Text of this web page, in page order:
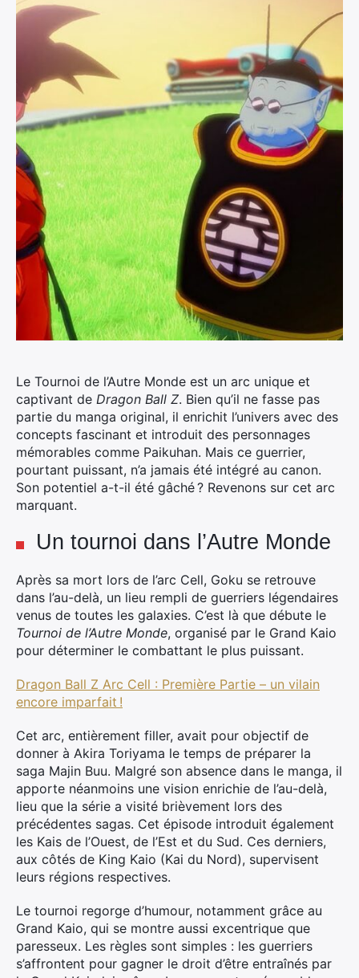
Le Tournoi de l’Autre Monde est un arc unique et
captivant de Dragon Ball Z. Bien qu’il ne fasse pas
partie du manga original, il enrichit l’univers avec des
concepts fascinant et introduit des personnages
mémorables comme Paikuhan. Mais ce guerrier,
pourtant puissant, n’a jamais été intégré au canon.
Son potentiel a-t-il été gâché ? Revenons sur cet arc
marquant.
Un tournoi dans l’Autre Monde
Après sa mort lors de l’arc Cell, Goku se retrouve
dans l’au-delà, un lieu rempli de guerriers légendaires
venus de toutes les galaxies. C’est là que débute le
Tournoi de l’Autre Monde, organisé par le Grand Kaio
pour déterminer le combattant le plus puissant.
Dragon Ball Z Arc Cell : Première Partie – un vilain
encore imparfait !
Cet arc, entièrement filler, avait pour objectif de
donner à Akira Toriyama le temps de préparer la
saga Majin Buu. Malgré son absence dans le manga, il
apporte néanmoins une vision enrichie de l’au-delà,
lieu que la série a visité brièvement lors des
précédentes sagas. Cet épisode introduit également
les Kais de l’Ouest, de l’Est et du Sud. Ces derniers,
aux côtés de King Kaio (Kai du Nord), supervisent
leurs régions respectives.
Le tournoi regorge d’humour, notamment grâce au
Grand Kaio, qui se montre aussi excentrique que
paresseux. Les règles sont simples : les guerriers
s’affrontent pour gagner le droit d’être entraînés par